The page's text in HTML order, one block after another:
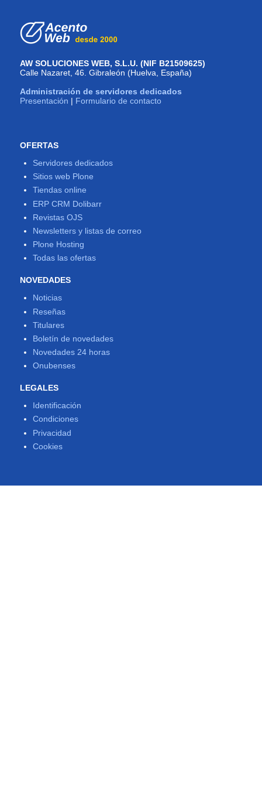
AW SOLUCIONES WEB, S.L.U. (NIF B21509625)
Calle Nazaret, 46. Gibraleón (Huelva, España)
Administración de servidores dedicados
Presentación | Formulario de contacto
OFERTAS
Servidores dedicados
Sitios web Plone
Tiendas online
ERP CRM Dolibarr
Revistas OJS
Newsletters y listas de correo
Plone Hosting
Todas las ofertas
NOVEDADES
Noticias
Reseñas
Titulares
Boletín de novedades
Novedades 24 horas
Onubenses
LEGALES
Identificación
Condiciones
Privacidad
Cookies